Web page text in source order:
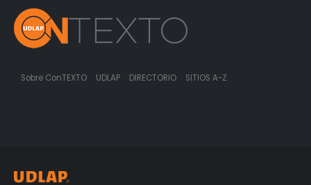
Sobre ConTEXTO UDLAP DIRECTORIO SITIOS A-Z